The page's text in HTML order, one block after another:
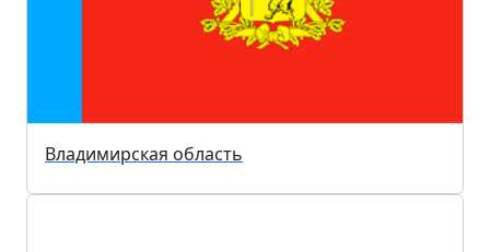
Владимирская область